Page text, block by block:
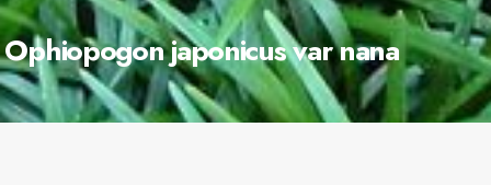
Ophiopogon japonicus var nana